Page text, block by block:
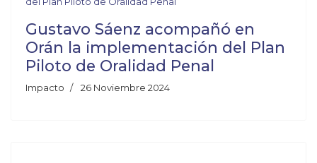
Gustavo Sáenz acompañó en
Orán la implementación del Plan
Piloto de Oralidad Penal
Impacto 26 Noviembre 2024